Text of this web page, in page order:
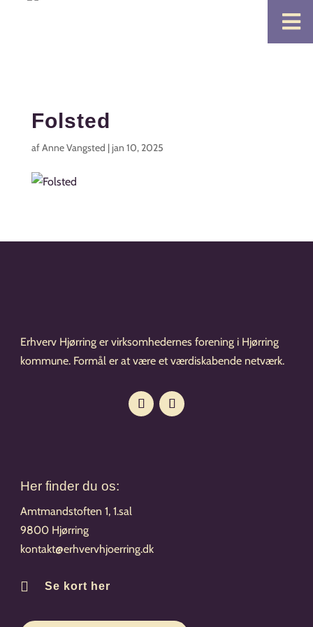

Folsted
afAnne Vangsted | jan 10, 2025
Erhverv Hjørring er virksomhedernes forening i Hjørring
kommune. Formål er at være et værdiskabende netværk.
Her finder du os:
Amtmandstoften 1, 1.sal
9800 Hjørring
kontakt@erhvervhjoerring.dk
 Se kort her